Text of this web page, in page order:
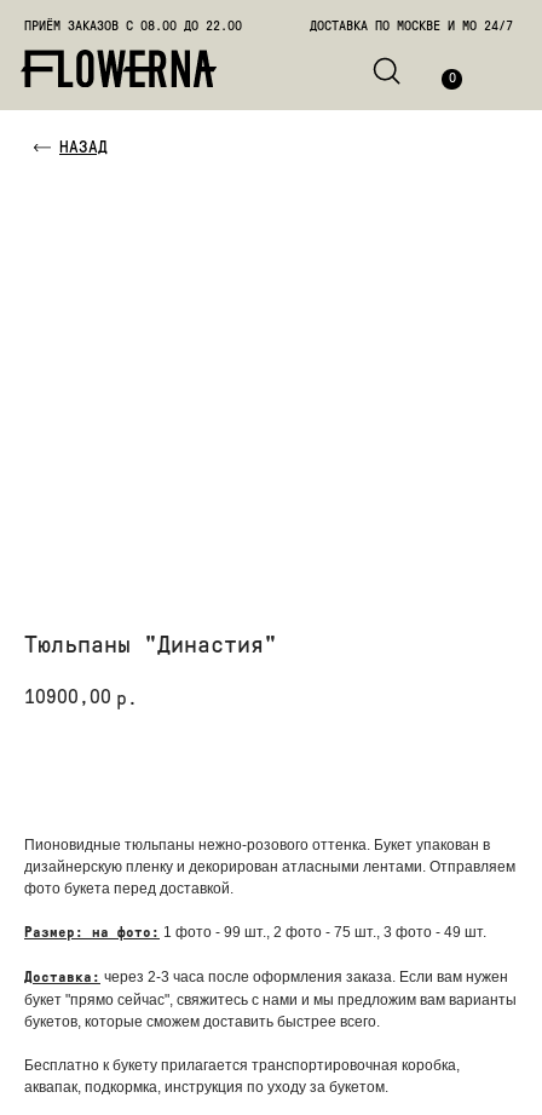
ПРИЁМ ЗАКАЗОВ С 08.00 ДО 22.00 ДОСТАВКА ПО МОСКВЕ И МО 24/7
Тюльпаны "Династия"
10900,00 р.
Пионовидные тюльпаны нежно-розового оттенка. Букет упакован в
дизайнерскую пленку и декорирован атласными лентами. Отправляем
фото букета перед доставкой.
Размер: на фото: 1 фото - 99 шт., 2 фото - 75 шт., 3 фото - 49 шт.
Доставка: через 2-3 часа после оформления заказа. Если вам нужен
букет "прямо сейчас", свяжитесь с нами и мы предложим вам варианты
букетов, которые сможем доставить быстрее всего.
Бесплатно к букету прилагается транспортировочная коробка,
аквапак, подкормка, инструкция по уходу за букетом.